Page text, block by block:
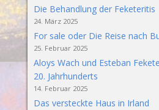
Die Behandlung der Feketeritis
24. März 2025
For sale oder Die Reise nach
25. Februar 2025
Aloys Wach und Esteban
20. Jahrhunderts
14. Februar 2025
Das versteckte Haus in Irland